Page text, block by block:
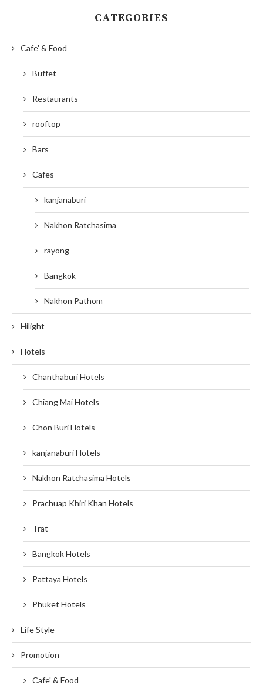
CATEGORIES
Cafe' & Food
Buffet
Restaurants
rooftop
Bars
Cafes
kanjanaburi
Nakhon Ratchasima
rayong
Bangkok
Nakhon Pathom
Hilight
Hotels
Chanthaburi Hotels
Chiang Mai Hotels
Chon Buri Hotels
kanjanaburi Hotels
Nakhon Ratchasima Hotels
Prachuap Khiri Khan Hotels
Trat
Bangkok Hotels
Pattaya Hotels
Phuket Hotels
Life Style
Promotion
Cafe' & Food